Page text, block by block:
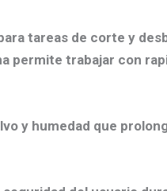
tareas de corte y
permite trabajar con
y humedad que